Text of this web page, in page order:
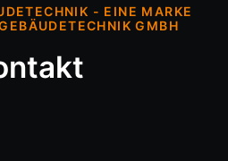
- EINE MARKE
GMBH